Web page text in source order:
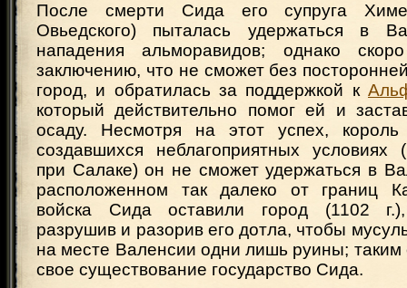
После смерти Сида его супруга
Овьедского) пыталась удержаться в
нападения альморавидов; однако
заключению, что не сможет без
город, и обратилась за поддержкой к
который действительно помог ей и
осаду. Несмотря на этот успех,
создавшихся неблагоприятных условиях
при Салаке) он не сможет удержаться в
расположенном так далеко от границ
войска Сида оставили город (1102 г.),
разрушив и разорив его дотла, чтобы
на месте Валенсии одни лишь руины; таким
свое существование государство Сида.